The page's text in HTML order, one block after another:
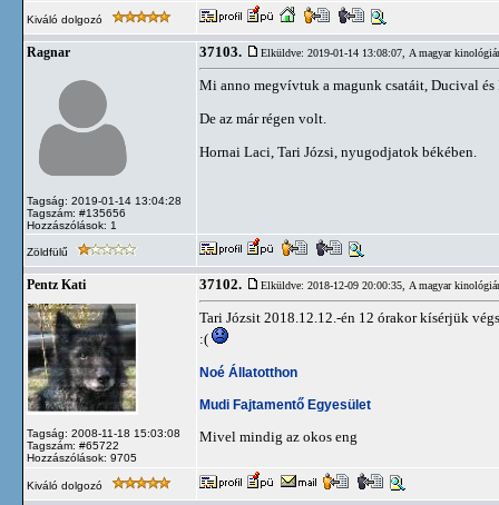
Kiváló dolgozó
Ragnar
Tagság: 2019-01-14 13:04:28
Tagszám: #135656
Hozzászólások: 1
37103. Elküldve: 2019-01-14 13:08:07, A magyar
Mi anno megvívtuk a magunk csatáit, Ducival
De az már régen volt.
Hornai Laci, Tari Józsi, nyugodjatok békében.
Zöldfülű
Pentz Kati
Tagság: 2008-11-18 15:03:08
Tagszám: #65722
Hozzászólások: 9705
37102. Elküldve: 2018-12-09 20:00:35, A magyar
Tari Józsit 2018.12.12.-én 12 órakor kísérjük
:(
Noé Állatotthon
Mudi Fajtamentő Egyesület
Mivel mindig az okos eng
Kiváló dolgozó